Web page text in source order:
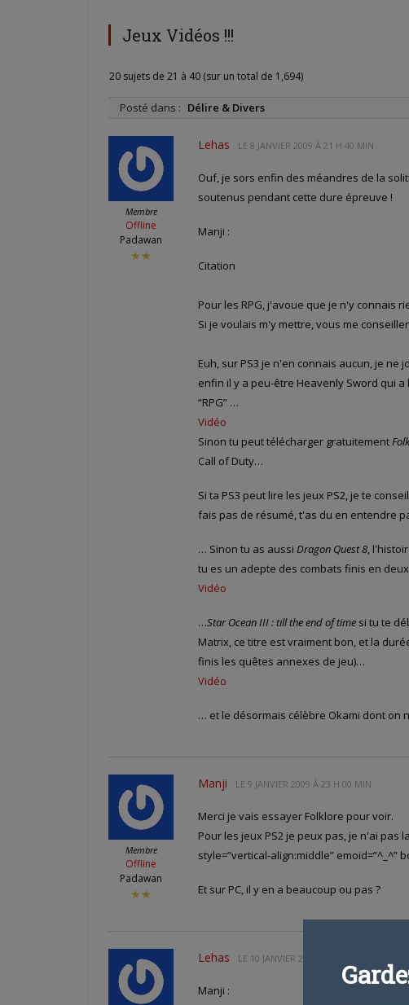
Jeux Vidéos !!!
20 sujets de 21 à 40 (sur un total de 1,694)
Posté dans : Délire & Divers
Membre
Offline
Padawan
★★
Lehas LE 8 JANVIER 2009 À 21 H 40 MIN
Ouf, je sors enfin des méandres de la
soutenus pendant cette dure épreuve !
Manji :
Citation
Pour les RPG, j'avoue que je n'y connais
Si je voulais m'y mettre, vous me
Euh, sur PS3 je n'en connais aucun, je ne
enfin il y a peu-être Heavenly Sword qui
“RPG” …
Vidéo
Sinon tu peut télécharger gratuitement
Call of Duty…
Si ta PS3 peut lire les jeux PS2, je te
fais pas de résumé, t'as du en entendre
… Sinon tu as aussi Dragon Quest 8,
tu es un adepte des combats finis en
Vidéo
…Star Ocean III : till the end of time si tu te
Matrix, ce titre est vraiment bon, et la
finis les quêtes annexes de jeu)…
Vidéo
… et le désormais célèbre Okami dont on
Membre
Offline
Padawan
★★
Manji LE 9 JANVIER 2009 À 23 H 00 MIN
Merci je vais essayer Folklore pour voir.
Pour les jeux PS2 je peux pas, je n'ai pas
style=”vertical-align:middle” emoid=”^_^”
Et sur PC, il y en a beaucoup ou pas ?
Lehas LE 10 JANVIER 2009 À 20 H 17 MIN
Manji :